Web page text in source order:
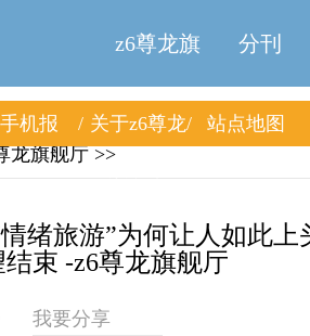
z6尊龙旗
舰厅
分刊
手机报 关于z6尊龙
站点地图
龙旗舰厅 >>
绪旅游”为何让人如此
束 -z6尊龙旗舰厅
我要分享